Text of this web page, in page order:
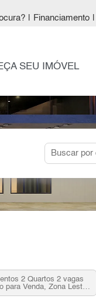
Financiamento
SEU IMÓVEL
2 Quartos 2 vagas
para Venda, Zona Leste,
SP